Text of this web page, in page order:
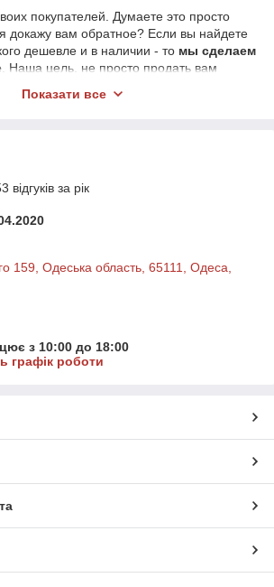
покупателей. Думаете это просто
докажу вам обратное? Если вы найдете
дешевле и в наличии - то мы сделаем
. Наша цель, не просто продать вам
4youandhouse.com.ua
для дитячого садка, школи чи
дуже хоче саме цю скакалку або
а у вас не вистачає коштів, ми готові
Головне щоб ваша дитина був
знижки, озвучте це
по телефону і він із
надасть, і проконсультує.
Показати все
за рік
159, Одеська область, 65111, Одеса,
з 10:00 до 18:00
графік роботи